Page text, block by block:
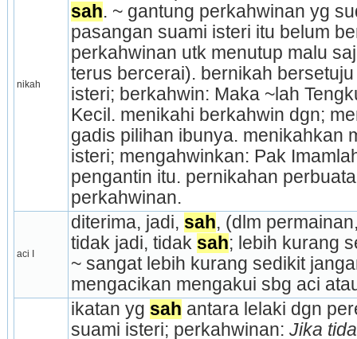
nikah
sah. ~ gantung perkahwinan yg
pasangan suami isteri itu belum
perkahwinan utk menutup malu
terus ber­cerai). bernikah
isteri; berkahwin: Maka ~lah
Kecil. menikahi berkahwin dgn;
gadis pilihan ibunya. menikahkan
isteri; mengahwinkan: Pak
pengantin itu. pernikahan
perkah­winan.
aci I
diterima, jadi, sah, (dlm
tidak jadi, tidak sah; lebih kurang
~ sangat lebih kurang sedikit
mengacikan mengakui sbg aci
ikatan yg sah antara lelaki dgn
suami isteri; perkahwinan: